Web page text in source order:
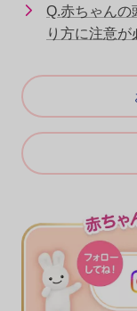
Q.赤ちゃんの
り方に注意が